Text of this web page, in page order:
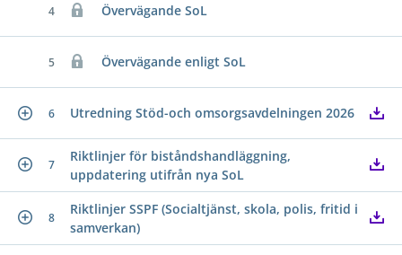
4 Övervägande SoL
5 Övervägande enligt SoL
6 Utredning Stöd-och omsorgsavdelningen 2026
7
Riktlinjer för biståndshandläggning,
uppdatering utifrån nya SoL
8
Riktlinjer SSPF (Socialtjänst, skola, polis, fritid i
samverkan)